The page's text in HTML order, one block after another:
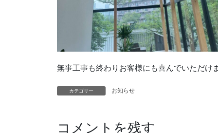
無事工事も終わりお客様にも喜んでいただけ
カテゴリー お知らせ
コメントを残す